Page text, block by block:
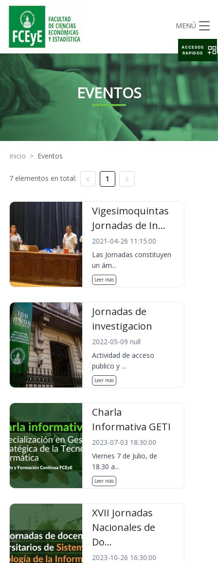
MENÚ
EVENTOS
Inicio > Eventos
7 elementos en total: 1
Vigesimoquintas
Jornadas de In...
2021-04-26 11:15:00
Las Jornadas constituyen
un ám...
Leer más
Jornadas de
investigacion
2022-05-09 null
Actividad de acceso
publico y ...
Leer más
Charla
Informativa GETI
2023-07-03 18:30:00
Viernes 7 de Julio, de
18.30 a...
Leer más
XVII Jornadas
Nacionales de
Do...
2023-10-26 16:30:00
ACCESOS
RAPIDOS